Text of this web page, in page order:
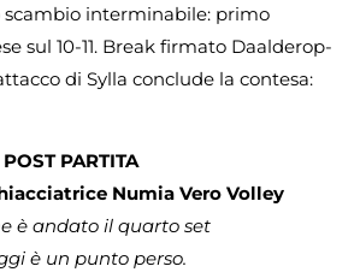
scambio interminabile: primo
sul 10-11. Break firmato Daalderop-
di Sylla conclude la contesa:
PARTITA
Numia Vero Volley
è andato il quarto set
è un punto perso.